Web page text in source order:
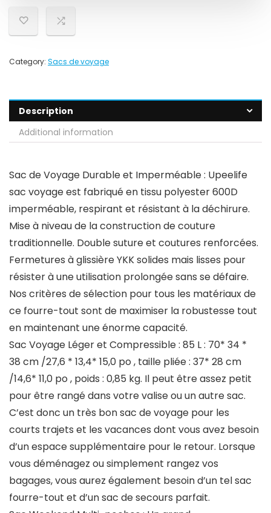
Category: Sacs de voyage
Description
Additional information
Sac de Voyage Durable et Imperméable : Upeelife
sac voyage est fabriqué en tissu polyester 600D
imperméable, respirant et résistant à la déchirure.
Mise à niveau de la construction de couture
traditionnelle. Double suture et coutures renforcées.
Fermetures à glissière YKK solides mais lisses pour
résister à une utilisation prolongée sans se défaire.
Nos critères de sélection pour tous les matériaux de
ce fourre-tout sont de maximiser la robustesse tout
en maintenant une énorme capacité.
Sac Voyage Léger et Compressible : 85 L : 70* 34 *
38 cm /27,6 * 13,4* 15,0 po , taille pliée : 37* 28 cm
/14,6* 11,0 po , poids : 0,85 kg. Il peut être assez petit
pour être rangé dans votre valise ou un autre sac.
C’est donc un très bon sac de voyage pour les
courts trajets et les vacances dont vous avez besoin
d’un espace supplémentaire pour le retour. Lorsque
vous déménagez ou simplement rangez vos
bagages, vous aurez également besoin d’un tel sac
fourre-tout et d’un sac de secours parfait.